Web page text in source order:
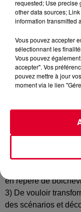
qui se fixe des
1) Organiser des
2) Le faire dans des
euphémisme…) tels
en repère de
3) De vouloir
des scénarios et
requested; Use precise
other data sources;
information transmitted
Vous pouvez accepter
sélectionnant les
Vous pouvez
accepter". Vos
pouvez mettre à jour
moment via le lien